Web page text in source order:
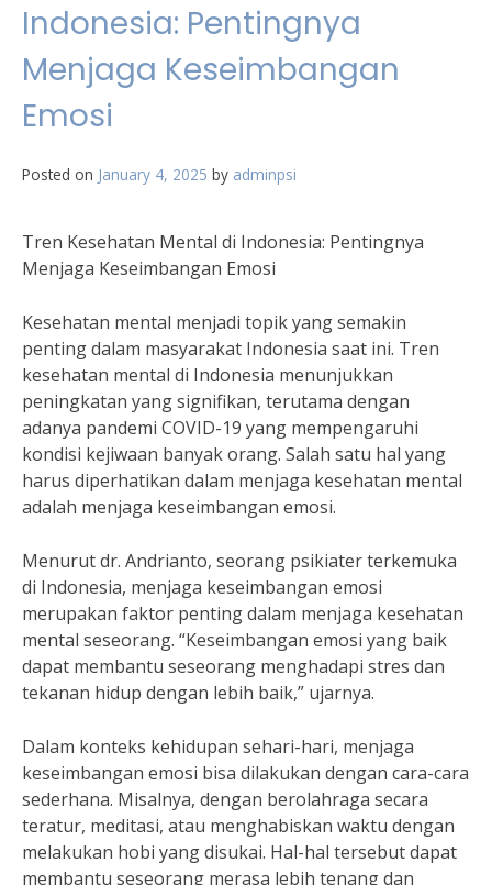
Indonesia: Pentingnya
Menjaga Keseimbangan
Emosi
Posted on January 4, 2025 by adminpsi
Tren Kesehatan Mental di Indonesia: Pentingnya
Menjaga Keseimbangan Emosi
Kesehatan mental menjadi topik yang semakin
penting dalam masyarakat Indonesia saat ini. Tren
kesehatan mental di Indonesia menunjukkan
peningkatan yang signifikan, terutama dengan
adanya pandemi COVID-19 yang mempengaruhi
kondisi kejiwaan banyak orang. Salah satu hal yang
harus diperhatikan dalam menjaga kesehatan mental
adalah menjaga keseimbangan emosi.
Menurut dr. Andrianto, seorang psikiater terkemuka
di Indonesia, menjaga keseimbangan emosi
merupakan faktor penting dalam menjaga kesehatan
mental seseorang. “Keseimbangan emosi yang baik
dapat membantu seseorang menghadapi stres dan
tekanan hidup dengan lebih baik,” ujarnya.
Dalam konteks kehidupan sehari-hari, menjaga
keseimbangan emosi bisa dilakukan dengan cara-cara
sederhana. Misalnya, dengan berolahraga secara
teratur, meditasi, atau menghabiskan waktu dengan
melakukan hobi yang disukai. Hal-hal tersebut dapat
membantu seseorang merasa lebih tenang dan